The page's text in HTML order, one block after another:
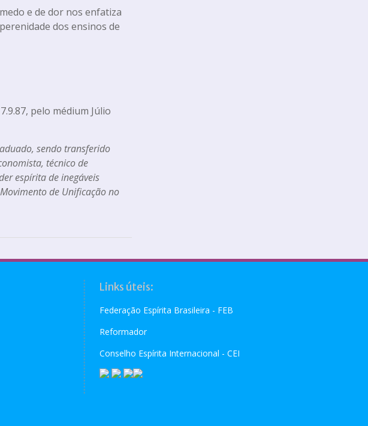
e de dor nos enfatiza
dos ensinos de
pelo médium Júlio
sendo transferido
técnico de
espírita de inegáveis
de Unificação no
Links úteis:
Federação Espírita Brasileira - FEB
Reformador
Conselho Espírita Internacional - CEI